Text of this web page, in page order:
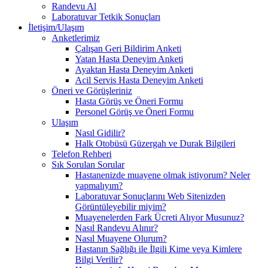
Randevu Al
Laboratuvar Tetkik Sonuçları
İletişim/Ulaşım
Anketlerimiz
Çalışan Geri Bildirim Anketi
Yatan Hasta Deneyim Anketi
Ayaktan Hasta Deneyim Anketi
Acil Servis Hasta Deneyim Anketi
Öneri ve Görüşleriniz
Hasta Görüş ve Öneri Formu
Personel Görüş ve Öneri Formu
Ulaşım
Nasıl Gidilir?
Halk Otobüsü Güzergah ve Durak Bilgileri
Telefon Rehberi
Sık Sorulan Sorular
Hastanenizde muayene olmak istiyorum? Neler
yapmalıyım?
Laboratuvar Sonuçlarını Web Sitenizden
Görüntüleyebilir miyim?
Muayenelerden Fark Ücreti Alıyor Musunuz?
Nasıl Randevu Alınır?
Nasıl Muayene Olurum?
Hastanın Sağlığı ile İlgili Kime veya Kimlere
Bilgi Verilir?